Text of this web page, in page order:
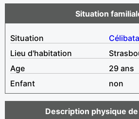
Situation
Situation
Lieu d'habitation
Age
29 ans
Enfant
non
Description physique